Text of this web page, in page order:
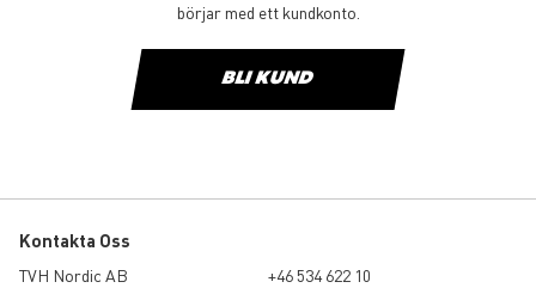
börjar med ett kundkonto.
BLI KUND
Kontakta Oss
TVH Nordic AB
+46 534 622 10